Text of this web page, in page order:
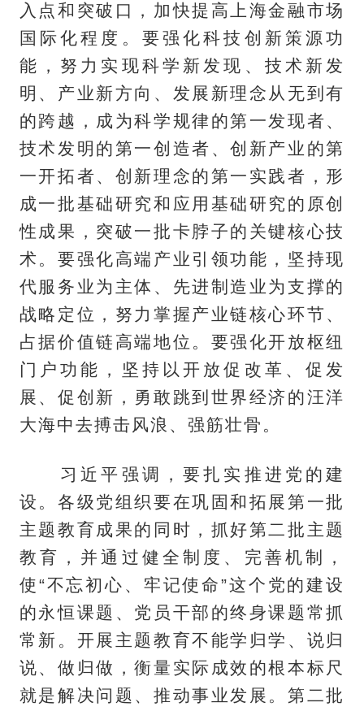
入点和突破口，加快提高上海金融市场
国际化程度。要强化科技创新策源功
能，努力实现科学新发现、技术新发
明、产业新方向、发展新理念从无到有
的跨越，成为科学规律的第一发现者、
技术发明的第一创造者、创新产业的第
一开拓者、创新理念的第一实践者，形
成一批基础研究和应用基础研究的原创
性成果，突破一批卡脖子的关键核心技
术。要强化高端产业引领功能，坚持现
代服务业为主体、先进制造业为支撑的
战略定位，努力掌握产业链核心环节、
占据价值链高端地位。要强化开放枢纽
门户功能，坚持以开放促改革、促发
展、促创新，勇敢跳到世界经济的汪洋
大海中去搏击风浪、强筋壮骨。
习近平强调，要扎实推进党的建
设。各级党组织要在巩固和拓展第一批
主题教育成果的同时，抓好第二批主题
教育，并通过健全制度、完善机制，
使“不忘初心、牢记使命”这个党的建设
的永恒课题、党员干部的终身课题常抓
常新。开展主题教育不能学归学、说归
说、做归做，衡量实际成效的根本标尺
就是解决问题、推动事业发展。第二批